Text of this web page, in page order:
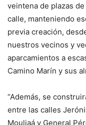
veintena de plazas
calle, manteniendo
previa creación,
nuestros vecinos y
aparcamientos a
Camino Marín y sus
“Además, se
entre las calles
Mouliaá y General